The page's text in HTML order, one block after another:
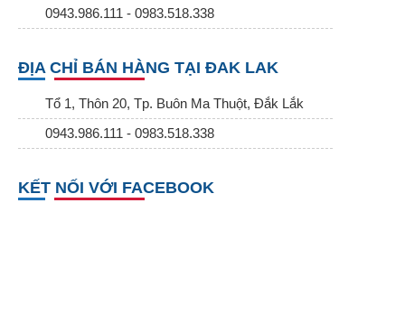
0943.986.111 - 0983.518.338
ĐỊA CHỈ BÁN HÀNG TẠI ĐAK LAK
Tổ 1, Thôn 20, Tp. Buôn Ma Thuột, Đắk Lắk
0943.986.111 - 0983.518.338
KẾT NỐI VỚI FACEBOOK